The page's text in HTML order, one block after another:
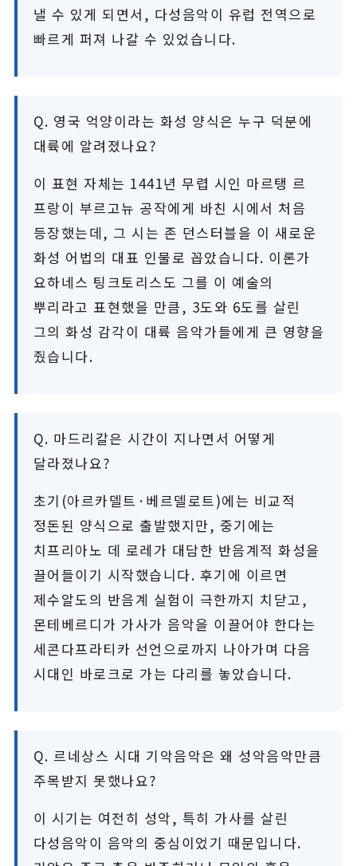
낼 수 있게 되면서, 다성음악이 유럽 전역으로
빠르게 퍼져 나갈 수 있었습니다.
Q. 영국 억양이라는 화성 양식은 누구 덕분에
대륙에 알려졌나요?
이 표현 자체는 1441년 무렵 시인 마르탱 르
프랑이 부르고뉴 공작에게 바친 시에서 처음
등장했는데, 그 시는 존 던스터블을 이 새로운
화성 어법의 대표 인물로 꼽았습니다. 이론가
요하네스 팅크토리스도 그를 이 예술의
뿌리라고 표현했을 만큼, 3도와 6도를 살린
그의 화성 감각이 대륙 음악가들에게 큰 영향을
줬습니다.
Q. 마드리갈은 시간이 지나면서 어떻게
달라졌나요?
초기(아르카델트·베르델로트)에는 비교적
정돈된 양식으로 출발했지만, 중기에는
치프리아노 데 로레가 대담한 반음계적 화성을
끌어들이기 시작했습니다. 후기에 이르면
제수알도의 반음계 실험이 극한까지 치닫고,
몬테베르디가 가사가 음악을 이끌어야 한다는
세콘다프라티카 선언으로까지 나아가며 다음
시대인 바로크로 가는 다리를 놓았습니다.
Q. 르네상스 시대 기악음악은 왜 성악음악만큼
주목받지 못했나요?
이 시기는 여전히 성악, 특히 가사를 살린
다성음악이 음악의 중심이었기 때문입니다.